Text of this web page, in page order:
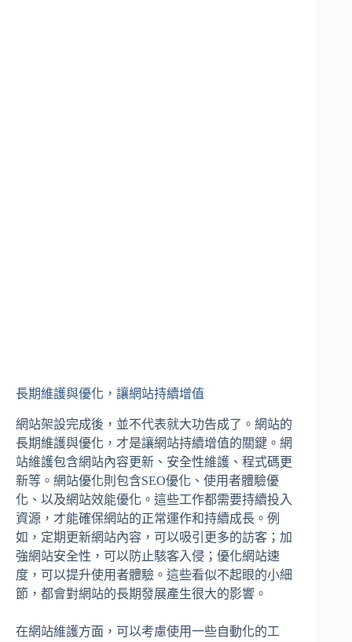
長期維護與優化，讓網站持續增值
網站架設完成後，並不代表就大功告成了。網站的
長期維護與優化，才是讓網站持續增值的關鍵。網
站維護包含網站內容更新、安全性維護、程式碼更
新等。網站優化則包含SEO優化、使用者體驗優
化、以及網站效能優化。這些工作都需要持續投入
資源，才能確保網站的正常運作和持續成長。例
如，定期更新網站內容，可以吸引更多的訪客；加
強網站安全性，可以防止駭客入侵；優化網站速
度，可以提升使用者體驗。這些看似不起眼的小細
節，都會對網站的長期發展產生很大的影響。
在網站維護方面，可以考慮使用一些自動化的工